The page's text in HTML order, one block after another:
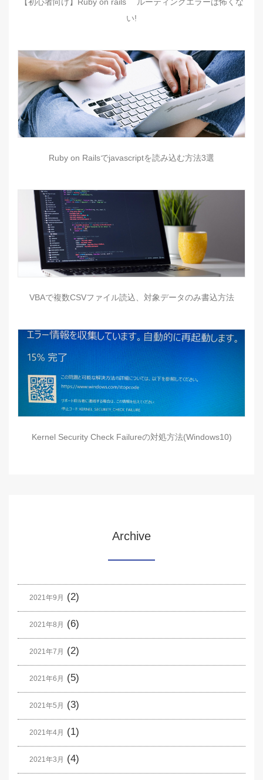
い!
Ruby on Railsでjavascriptを読み込む方法3選
VBAで複数CSVファイル読込、対象データのみ書込方法
Kernel Security Check Failureの対処方法(Windows10)
Archive
2021年9月 (2)
2021年8月 (6)
2021年7月 (2)
2021年6月 (5)
2021年5月 (3)
2021年4月 (1)
2021年3月 (4)